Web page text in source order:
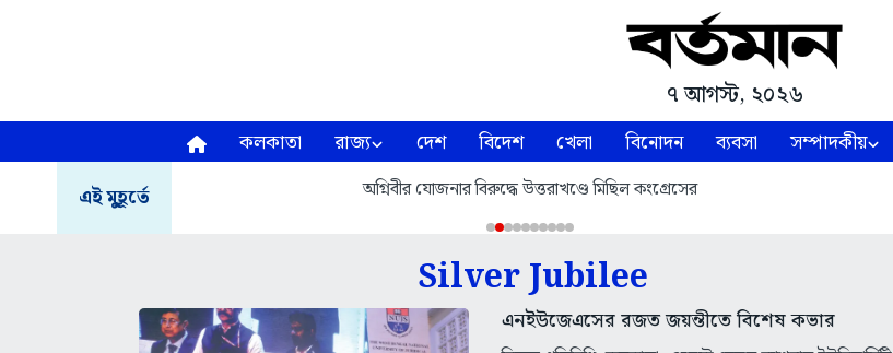
৭ আগস্ট, ২০২৬
কলকাতা রাজ্য দেশ বিদেশ খেলা বিনোদন ব্যবসা সম্পাদকীয়
এই মুহূর্তে অগ্নিবীর যোজনার বিরুদ্ধে উত্তরাখণ্ডে মিছিল কংগ্রেসের
Silver Jubilee
এনইউজেএসের রজত জয়ন্তীতে বিশেষ কভার